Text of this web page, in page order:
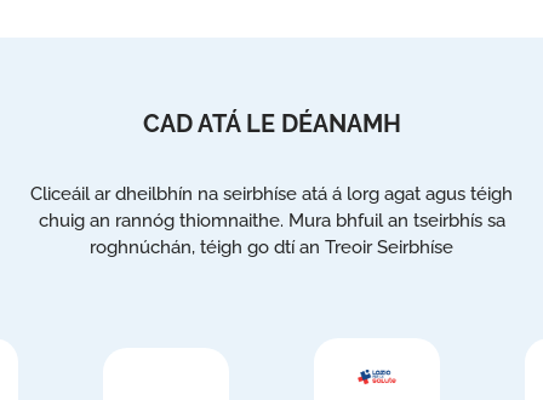
CAD ATÁ LE DÉANAMH
Cliceáil ar dheilbhín na seirbhíse atá á lorg agat agus téigh
chuig an rannóg thiomnaithe. Mura bhfuil an tseirbhís sa
roghnúchán, téigh go dtí an Treoir Seirbhíse